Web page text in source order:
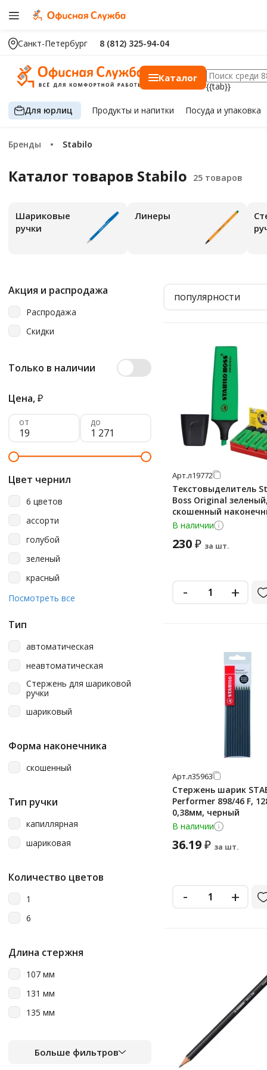
Санкт-Петербург 8 (812) 325-94-04
Каталог
{{tab}}
Для юрлиц Продуктыи напитки Посуда и упаковка
Бренды Stabilo
Каталог товаров Stabilo
Шариковые
ручки
Линеры
Акция и распродажа
Распродажа
Скидки
Только в наличии
Цена,₽
от до
Цвет чернил
6 цветов
ассорти
голубой
зеленый
красный
оранжевый
Посмотреть все
Тип
автоматическая
неавтоматическая
Стержень для шариковой
ручки
шариковый
Форма наконечника
скошенный
Тип ручки
капиллярная
шариковая
Количество цветов
1
6
Длина стержня
107 мм
131 мм
135 мм
Больше фильтров
популярности
Арт.л19772
Текстовыделитель
Boss Original
скошенный
В наличии
230₽ за шт.
- +
Арт.л35963
Стержень шарик
Performer 898/46 F,
0,38мм, черный
В наличии
36.19₽ за шт.
- +